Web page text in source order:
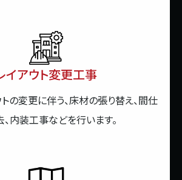
イアウト変更工事
の変更に伴う、床材の張り替え、間仕
内装工事などを行います。